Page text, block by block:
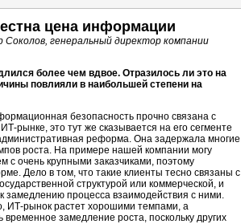
цена информации
Соколов, генеральный директор компании
более чем вдвое. Отразилось ли это на
повлияли в наибольшей степени на
безопасность прочно связана с
ИТ-рынке, это тут же сказывается на его сегменте
реформа. Она задержала многие
роста. На примере нашей компании могу
с очень крупными заказчиками, поэтому
Дело в том, что такие клиенты тесно связаны с
структурой или коммерческой, и
замедлению процесса взаимодействия с ними.
ИТ-рынок растет хорошими темпами, а
замедление роста, поскольку других